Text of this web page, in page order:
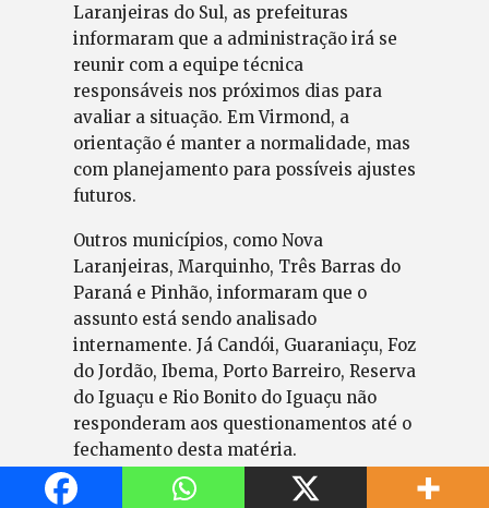
Laranjeiras do Sul, as prefeituras
informaram que a administração irá se
reunir com a equipe técnica
responsáveis nos próximos dias para
avaliar a situação. Em Virmond, a
orientação é manter a normalidade, mas
com planejamento para possíveis ajustes
futuros.
Outros municípios, como Nova
Laranjeiras, Marquinho, Três Barras do
Paraná e Pinhão, informaram que o
assunto está sendo analisado
internamente. Já Candói, Guaraniaçu, Foz
do Jordão, Ibema, Porto Barreiro, Reserva
do Iguaçu e Rio Bonito do Iguaçu não
responderam aos questionamentos até o
fechamento desta matéria.
A preocupação não é exclusiva da